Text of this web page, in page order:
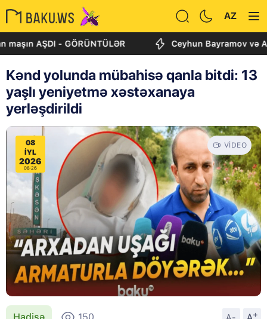
AZ
- GÖRÜNTÜLƏR Ceyhun Bayramov və Andrey
Kənd yolunda mübahisə qanla bitdi: 13
yaşlı yeniyetmə xəstəxanaya
yerləşdirildi
08
IYL
2026
08:26
VIDEO
+